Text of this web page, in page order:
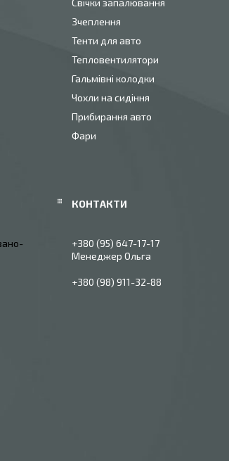
Свічки запалювання
Зчеплення
Тенти для авто
Тепловентилятори
Гальмівні колодки
Чохли на сидіння
Прибирання авто
Фари
+380 (95) 647-17-17
Менеджер Ольга
+380 (98) 911-32-88